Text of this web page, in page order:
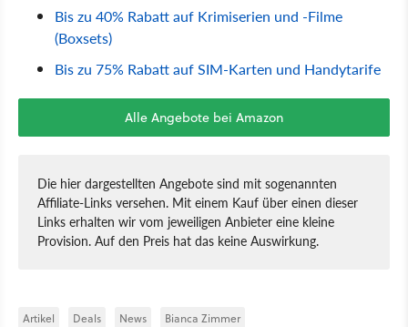
Bis zu 40% Rabatt auf Krimiserien und -Filme
(Boxsets)
Bis zu 75% Rabatt auf SIM-Karten und Handytarife
Alle Angebote bei Amazon
Die hier dargestellten Angebote sind mit sogenannten
Affiliate-Links versehen. Mit einem Kauf über einen dieser
Links erhalten wir vom jeweiligen Anbieter eine kleine
Provision. Auf den Preis hat das keine Auswirkung.
Artikel Deals News Bianca Zimmer